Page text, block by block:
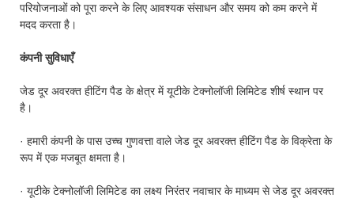
परियोजनाओं को पूरा करने के लिए आवश्यक संसाधन और समय को कम करने में
मदद करता है।
कंपनी सुविधाएँ
जेड दूर अवरक्त हीटिंग पैड के क्षेत्र में यूटीके टेक्नोलॉजी लिमिटेड शीर्ष स्थान पर
है।
· हमारी कंपनी के पास उच्च गुणवत्ता वाले जेड दूर अवरक्त हीटिंग पैड के विक्रेता के
रूप में एक मजबूत क्षमता है।
· यूटीके टेक्नोलॉजी लिमिटेड का लक्ष्य निरंतर नवाचार के माध्यम से जेड दूर अवरक्त